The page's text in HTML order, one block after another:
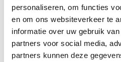
personaliseren, om functies
en om ons websiteverkeer te
informatie over uw gebruik
partners voor social media,
partners kunnen deze